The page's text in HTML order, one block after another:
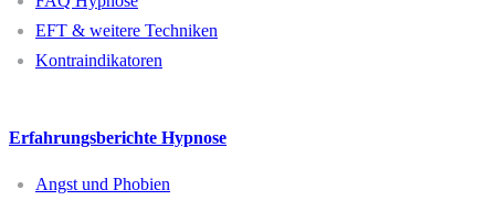
EFT & weitere Techniken
Kontraindikatoren
Erfahrungsberichte Hypnose
Angst und Phobien